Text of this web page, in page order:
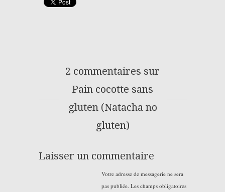
2 commentaires sur
Pain cocotte sans
gluten (Natacha no
gluten)
Laisser un commentaire
Votre adresse de messagerie ne sera
pas publiée. Les champs obligatoires